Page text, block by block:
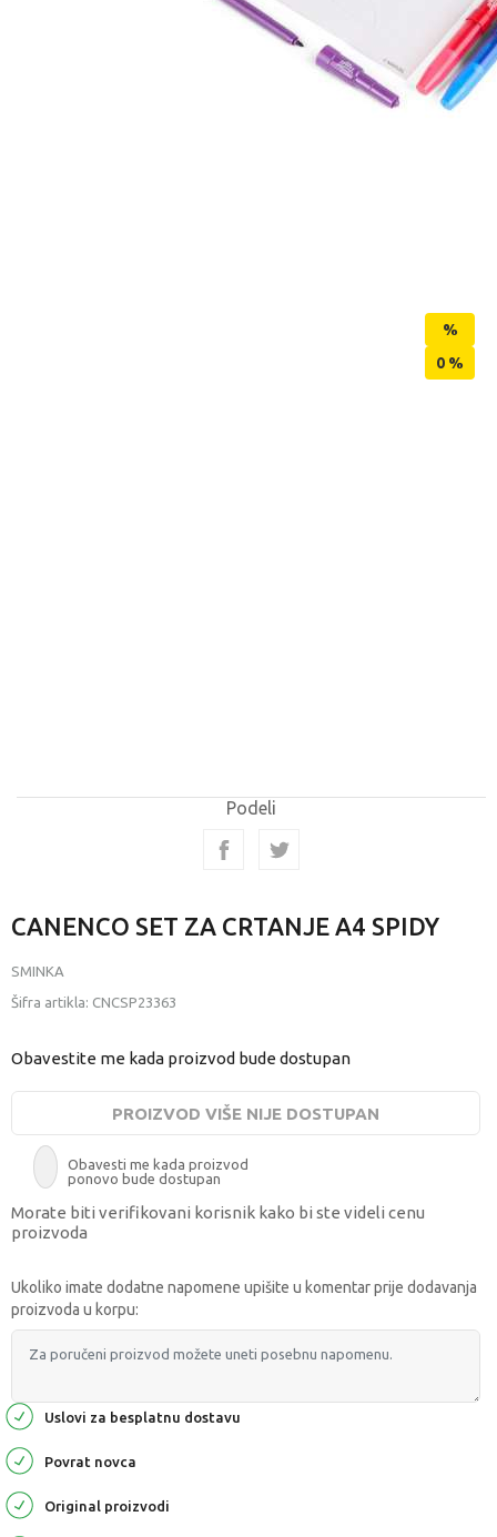
%
0 %
Podeli
CANENCO SET ZA CRTANJE A4 SPIDY
SMINKA
Šifra artikla: CNCSP23363
Obavestite me kada proizvod bude dostupan
PROIZVOD VIŠE NIJE DOSTUPAN
Obavesti me kada proizvod
ponovo bude dostupan
Morate biti verifikovani korisnik kako bi ste videli cenu
proizvoda
Ukoliko imate dodatne napomene upišite u komentar prije dodavanja
proizvoda u korpu:
Uslovi za besplatnu dostavu
Povrat novca
Original proizvodi